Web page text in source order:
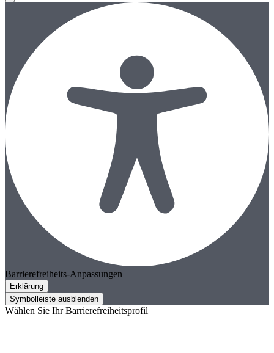
Barrierefreiheits-Anpassungen
Erklärung
Symbolleiste ausblenden
Wählen Sie Ihr Barrierefreiheitsprofil